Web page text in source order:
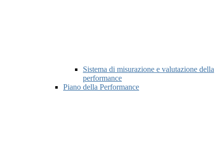
Sistema di misurazione e valutazione della
performance
Piano della Performance